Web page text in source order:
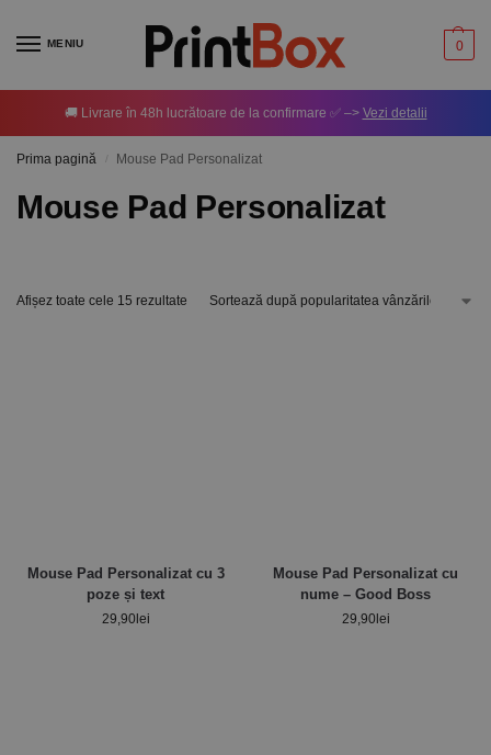
MENIU 0
🚚 Livrare în 48h lucrătoare de la confirmare ✅ –> Vezi detalii
Prima pagină / Mouse Pad Personalizat
Mouse Pad Personalizat
Afișez toate cele 15 rezultate
Mouse Pad Personalizat cu 3
poze și text
29,90 lei
Mouse Pad Personalizat cu
nume – Good Boss
29,90 lei